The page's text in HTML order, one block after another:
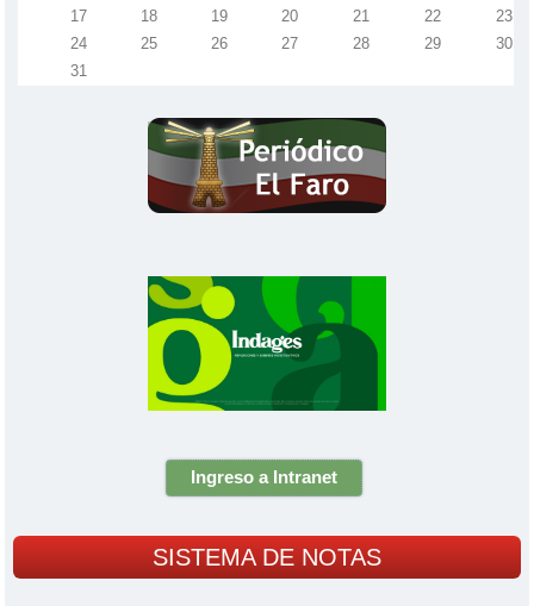
17
18 19 20 21 22
23
24
25 26 27 28 29
30
31
Ingreso a Intranet
SISTEMA DE NOTAS